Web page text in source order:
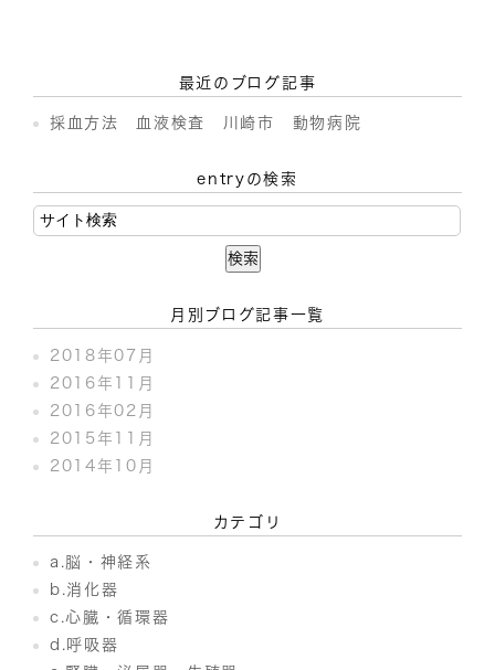
最近のブログ記事
採血方法 血液検査 川崎市 動物病院
entryの検索
月別ブログ記事一覧
2018年07月
2016年11月
2016年02月
2015年11月
2014年10月
カテゴリ
a.脳・神経系
b.消化器
c.心臓・循環器
d.呼吸器